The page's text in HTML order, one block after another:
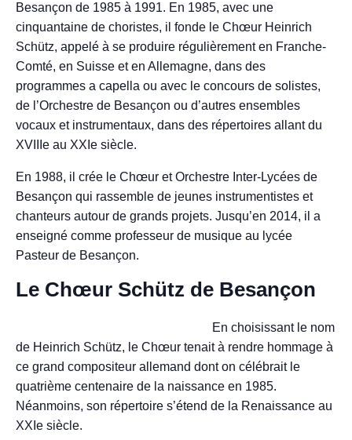
Besançon de 1985 à 1991. En 1985, avec une
cinquantaine de choristes, il fonde le Chœur Heinrich
Schütz, appelé à se produire régulièrement en Franche-
Comté, en Suisse et en Allemagne, dans des
programmes a capella ou avec le concours de solistes,
de l’Orchestre de Besançon ou d’autres ensembles
vocaux et instrumentaux, dans des répertoires allant du
XVIIIe au XXIe siècle.
En 1988, il crée le Chœur et Orchestre Inter-Lycées de
Besançon qui rassemble de jeunes instrumentistes et
chanteurs autour de grands projets. Jusqu’en 2014, il a
enseigné comme professeur de musique au lycée
Pasteur de Besançon.
Le Chœur Schütz de Besançon
En choisissant le nom
de Heinrich Schütz, le Chœur tenait à rendre hommage à
ce grand compositeur allemand dont on célébrait le
quatrième centenaire de la naissance en 1985.
Néanmoins, son répertoire s’étend de la Renaissance au
XXIe siècle.